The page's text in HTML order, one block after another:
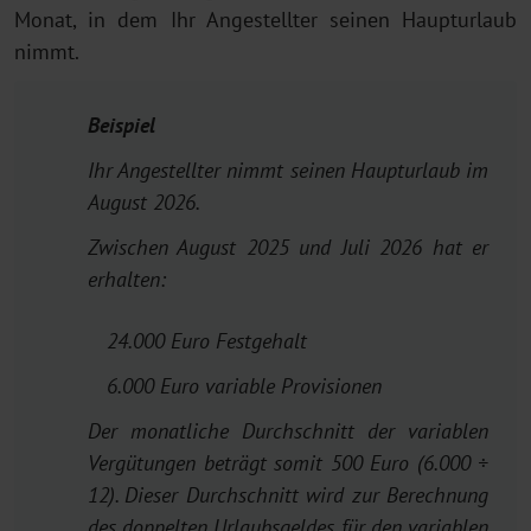
Monat, in dem Ihr Angestellter seinen Haupturlaub
nimmt.
Beispiel
Ihr Angestellter nimmt seinen Haupturlaub im
August 2026.
Zwischen August 2025 und Juli 2026 hat er
erhalten:
24.000 Euro Festgehalt
6.000 Euro variable Provisionen
Der monatliche Durchschnitt der variablen
Vergütungen beträgt somit 500 Euro (6.000 ÷
12). Dieser Durchschnitt wird zur Berechnung